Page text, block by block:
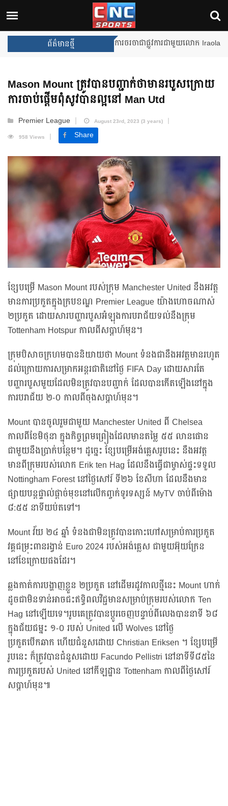
ព័ត៌មានថ្មី Unai Emery សន្យាថានឹងឈ្នះពាន
Mason Mount ត្រូវបានបញ្ជាក់ថាមានរបួសក្រោយ
ការចាប់ផ្ដើមពុំសូវបានល្អនៅ Man Utd
Premier League
August 23rd, 2023 (3 years)
958 Views
Share
ខ្សែបម្រើ Mason Mount របស់ក្រុម Manchester United នឹងអវត្ត
មានការប្រកួតក្នុងក្របខណ្ឌ Premier League យ៉ាងហោចណាស់
២ប្រកួត ដោយសារបញ្ហារបួសអំឡុងការបរាជ័យទល់នឹងក្រុម
Tottenham Hotspur កាលពីសប្ដាហ៍មុន។
ក្រុមបិសាចក្រហមបាននិយាយថា Mount ទំនងជានឹងអវត្តមានរហូត
ដល់ក្រោយការសម្រាកអន្តរជាតិនៅថ្ងៃ FIFA Day ដោយសារតែ
បញ្ហារបួសមួយដែលមិនត្រូវបានបញ្ជាក់ ដែលបានកើតឡើងនៅក្នុង
ការបរាជ័យ ២-០ កាលពីចុងសប្តាហ៍មុន។
Mount បានចូលរួមជាមួយ Manchester United ពី Chelsea
កាលពីខែមិថុនា ក្នុងកិច្ចព្រមព្រៀងដែលមានតម្លៃ ៥៥ លានផោន
ជាមួយនឹងប្រាក់បន្ថែម។ ដូច្នេះ ខ្សែបម្រើអង់គ្លេសរូបនេះ នឹងអវត្ត
មានពីក្រុមរបស់លោក Erik ten Hag ដែលនឹងធ្វើជាម្ចាស់ផ្ទះទទួល
Nottingham Forest នៅថ្ងៃសៅរ៍ ទី២៦ ខែសីហា ដែលនឹងមាន
ផ្សាយបន្តផ្ទាល់ផ្ដាច់មុខនៅលើកញ្ចក់ទូរទស្សន៍ MyTV ចាប់ពីម៉ោង
៨:៥៥ នាទីយប់តទៅ។
Mount វ័យ ២៤ ឆ្នាំ ទំនងជាមិនត្រូវបានកោះហៅសម្រាប់ការប្រកួត
វគ្គជម្រុះពានរង្វាន់ Euro 2024 របស់អង់គ្លេស ជាមួយអ៊ុយក្រែន
នៅខែក្រោយផងដែរ។
ឆ្លងកាត់ការបង្ហាញខ្លួន ២ប្រកួត នៅដើមរដូវកាលថ្មីនេះ Mount ហាក់
ដូចជាមិនទាន់អាចជះឥទ្ធិពលវិជ្ជមានសម្រាប់ក្រុមរបស់លោក Ten
Hag នៅឡើយទេ។រូបគេត្រូវបានប្តូរចេញបន្ទាប់ពីលេងបាននាទី ៦៨
ក្នុងជ័យជម្នះ ១-០ របស់ United លើ Wolves នៅថ្ងៃ
ប្រកួតបើកឆាក ហើយជំនួសដោយ Christian Eriksen ។ ខ្សែបម្រើ
រូបនេះ ក៏ត្រូវបានជំនួសដោយ Facundo Pellistri នៅនាទីទី៨៥នៃ
ការប្រកួតរបស់ United នៅកីឡដ្ឋាន Tottenham កាលពីថ្ងៃសៅរ៍
សប្ដាហ៍មុន៕